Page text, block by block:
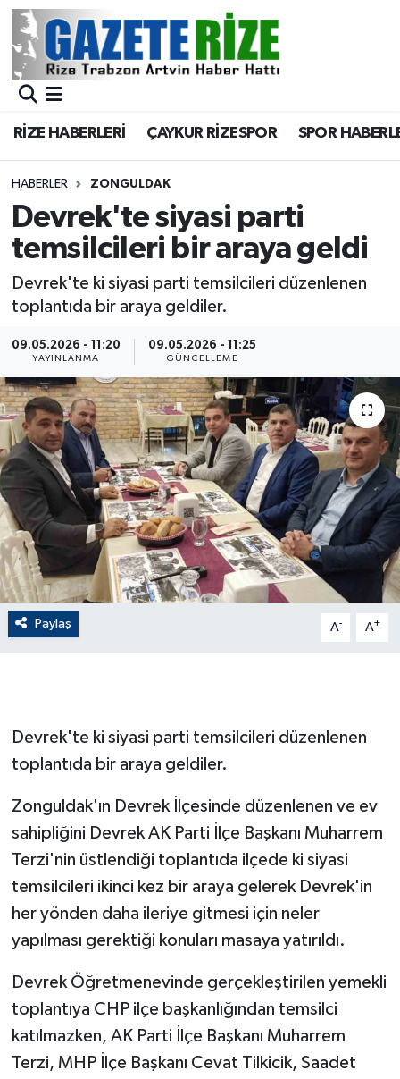
RİZE HABERLERİ ÇAYKUR RİZESPOR SPOR
HABERLER ZONGULDAK
Devrek'te siyasi parti
temsilcileri bir araya geldi
Devrek'te ki siyasi parti temsilcileri düzenlenen
toplantıda bir araya geldiler.
09.05.2026 - 11:20
YAYINLANMA
09.05.2026 - 11:25
GÜNCELLEME
Paylaş A- A+
Devrek'te ki siyasi parti temsilcileri düzenlenen
toplantıda bir araya geldiler.
Zonguldak'ın Devrek İlçesinde düzenlenen ve ev
sahipliğini Devrek AK Parti İlçe Başkanı Muharrem
Terzi'nin üstlendiği toplantıda ilçede ki siyasi
temsilcileri ikinci kez bir araya gelerek Devrek'in
her yönden daha ileriye gitmesi için neler
yapılması gerektiği konuları masaya yatırıldı.
Devrek Öğretmenevinde gerçekleştirilen yemekli
toplantıya CHP ilçe başkanlığından temsilci
katılmazken, AK Parti İlçe Başkanı Muharrem
Terzi, MHP İlçe Başkanı Cevat Tilkicik, Saadet
BÖLGEMİZ
Asayiş
Rize Jandarma Komutanlığı
Bilim Teknoloji
Advertising news
Canlı Maç
ÇEVRE
Dış Haberler
Dünya
EĞİTİM
EKONOMİ
Flaş Haber
Gayrimenkul
GENEL
GÜNDEM
Güvenlik
HABERDE İNSAN
İş Dünyası
Merkez Nöbetçi Eczaneler
Merkez Trafik Yoğunluk Haritası
Süper Lig Puan Durumu ve Fikstür
Tüm Manşetler
Son Dakika Haberleri
Haber Arşivi